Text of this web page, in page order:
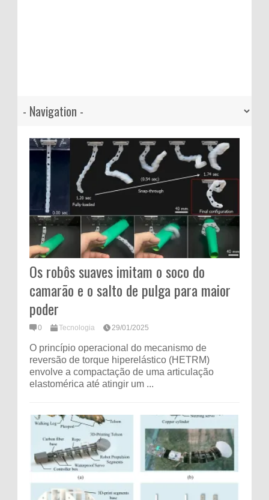
Os robôs suaves imitam o soco do
camarão e o salto de pulga para maior
poder
0 Tecnologia 29/01/2025
O princípio operacional do mecanismo de
reversão de torque hiperelástico (HETRM)
envolve a compactação de uma articulação
elastomérica até atingir um ...